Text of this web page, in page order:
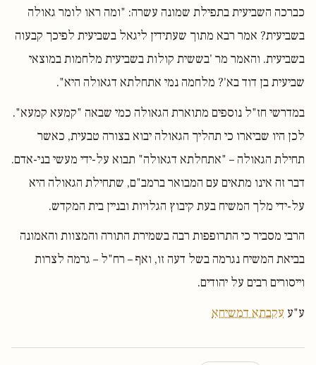
כברכה השביעית בתפילת שמונה עשרה: "ומה ראו לומר גאולה
בשביעית? אמר רבא מתוך שעתידין ליגאל בשביעית לפיכך קבעוה
בשביעית. והאמר מר 'בששית קולות בשביעית מלחמות במוצאי
שביעית בן דוד בא'? מלחמה נמי אתחלתא דגאולה היא".
במדרשי חז"ל נוספים מתוארת הגאולה כמי שבאה "קמעא קמעא".
לכן היו שביארו כי תהליך הגאולה יבוא בצורה טבעית, כאשר
תחילת הגאולה – "אתחלתא דגאולה" תבוא על-ידי מעשי בני-אדם.
דבר זה אינו מתאים עם המבואר ברמב"ם, שתחילת הגאולה היא
על-ידי מלך המשיח בעת קיבוץ הגלויות ובניין בית המקדש.
הרבי מסביר כי התרופפות רבה בשמירת התורה והמצוות והאמונה
בביאת המשיח נגרמה בשל דעה זו, ואף – רח"ל – גרמה לצרות
וייסורים רבים על יהודים.
ע"ע עקבתא דמשיחא